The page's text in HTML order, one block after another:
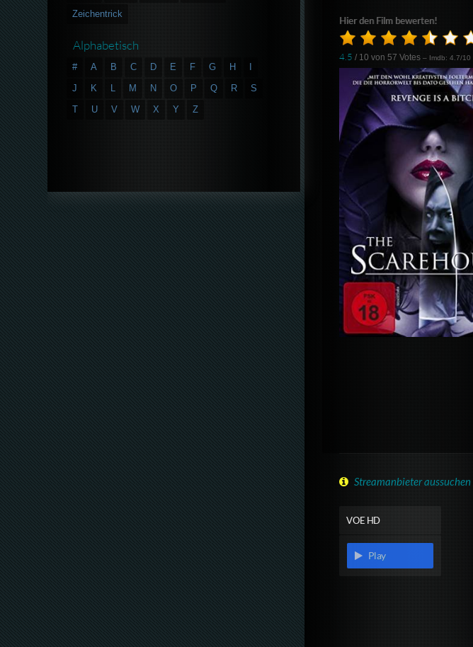
Hier den Film bewerten!
4.5 / 10 von57 Votes – Imdb: 4.7/10
Streamanbieter aussuchen
VOE HD
Play
Zeichentrick
Alphabetisch
# A B C D E F G H
J
K L M N O P Q R
S
T
U V W X Y Z